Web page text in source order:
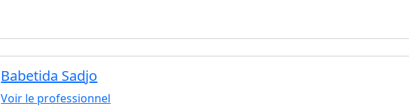
Babetida Sadjo
Voir le professionnel